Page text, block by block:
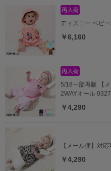
ディズニー ベビ
￥6,160
5/18一部再販 【
2WAYオール
￥4,290
【メール便】対
￥4,290